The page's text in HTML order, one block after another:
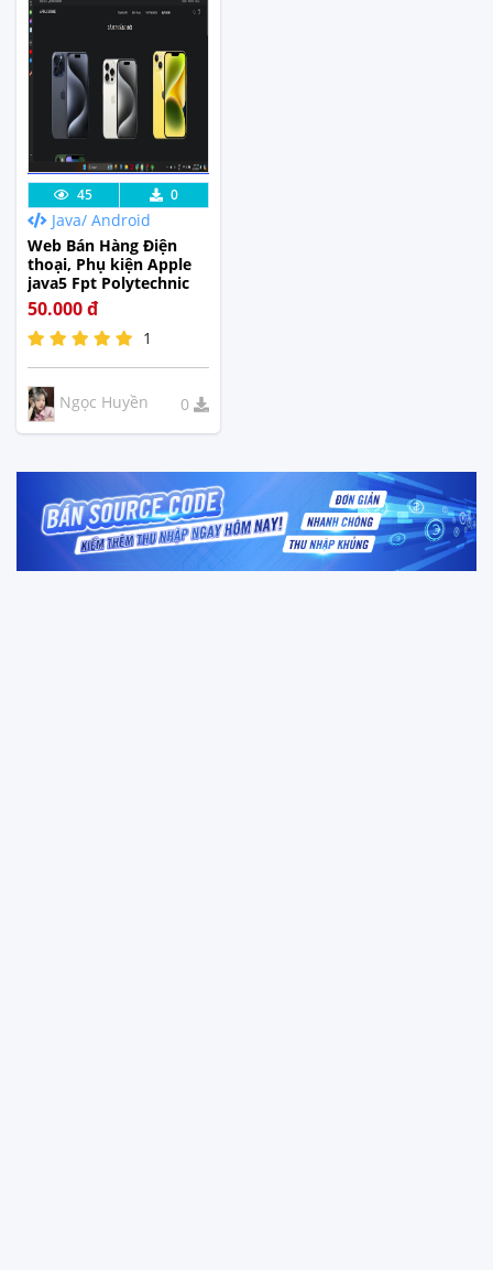
Lưu code Xem Thực
Tế
45 0
Java/ Android
Web Bán Hàng Điện
thoại, Phụ kiện Apple
java5 Fpt Polytechnic
50.000 đ
1
Ngọc Huyền 0